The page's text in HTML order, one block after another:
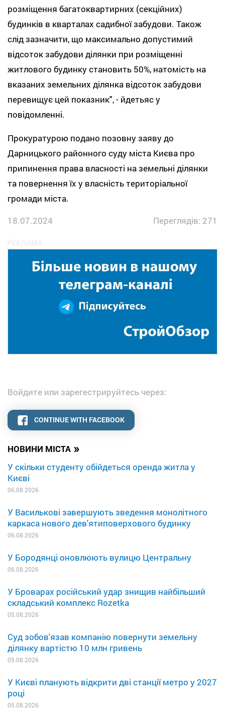
НОВИНИ МІСТА »
У скільки студенту обійдеться оренда житла у
Києві
06.08.2026
У Василькові завершують зведення монолітного
каркаса нового дев'ятиповерхового будинку
06.08.2026
У Бородянці оновлюють вулицю Центральну
06.08.2026
У Броварах російський удар знищив найбільший
складський комплекс Rozetka
05.08.2026
Суд зобов'язав компанію повернути земельну
ділянку вартістю 10 млн гривень
05.08.2026
У Києві планують відкрити дві станції метро у 2027
році
05.08.2026
розміщення багатоквартирних (секційних)
будинків в кварталах садибної забудови. Також
слід зазначити, що максимально допустимий
відсоток забудови ділянки при розміщенні
житлового будинку становить 50%, натомість на
вказаних земельних ділянка відсоток забудови
перевищує цей показник", - йдетьяс у
повідомленні.
Прокуратурою подано позовну заяву до
Дарницького районного суду міста Києва про
припинення права власності на земельні ділянки
та повернення їх у власність територіальної
громади міста.
18.07.2024
Переглядів: 271
Войдите или зарегестрируйтесь через:
CONTINUE WITH FACEBOOK